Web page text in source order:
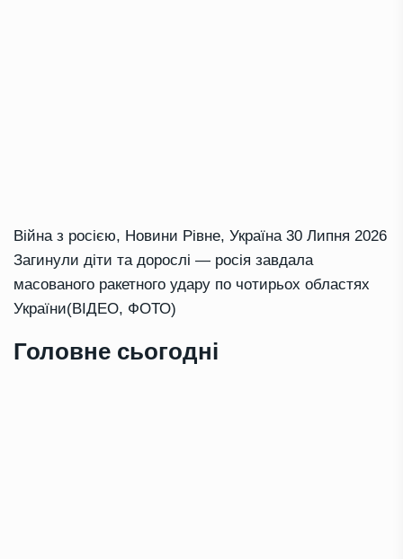
Війна з росією, Новини Рівне, Україна 30 Липня 2026
Загинули діти та дорослі — росія завдала
масованого ракетного удару по чотирьох областях
України(ВІДЕО, ФОТО)
Головне сьогодні